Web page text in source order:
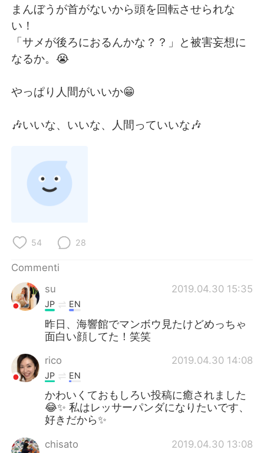
まんぼうが首がないから頭を回転させられな
い！
「サメが後ろにおるんかな？？」と被害妄想に
なるか。😭
やっぱり人間がいいか😁
🎶いいな、いいな、人間っていいな🎶
54 28
Commenti
su
2019.04.30 15:35
JP EN
昨日、海響館でマンボウ見たけどめっちゃ
面白い顔してた！笑笑
rico 2019.04.30 14:08
JP EN
かわいくておもしろい投稿に癒されました
😂✨ 私はレッサーパンダになりたいです、
好きだから✨
chisato 2019.04.30 13:08